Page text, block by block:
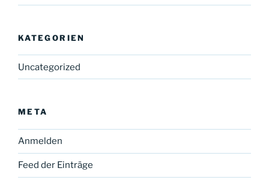
KATEGORIEN
Uncategorized
META
Anmelden
Feed der Einträge